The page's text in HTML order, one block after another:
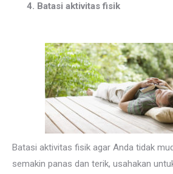
4. Batasi aktivitas fisik
Batasi aktivitas fisik agar Anda tidak
semakin panas dan terik, usahakan